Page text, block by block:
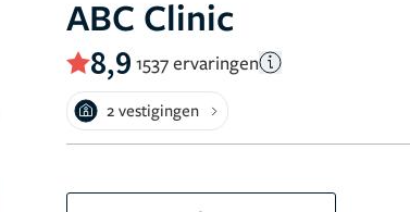
ABC Clinic
8,9 1537 ervaringen
2 vestigingen